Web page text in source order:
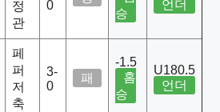
정
관
0
승
언더
페
퍼
저
축
3-
0
패
-1.5
홈
승
U180.5
언더